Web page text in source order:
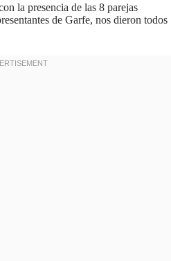
la presencia de las 8 parejas
de Garfe, nos dieron todos